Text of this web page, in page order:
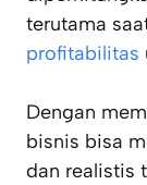
terutama
profitabilitas
Dengan
bisnis bisa
dan realistis